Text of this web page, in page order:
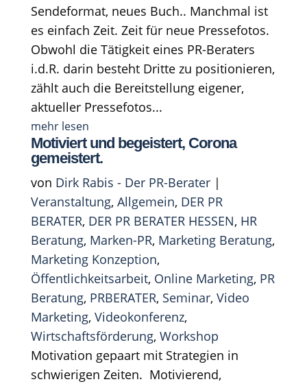
Sendeformat, neues Buch.. Manchmal ist
es einfach Zeit. Zeit für neue Pressefotos.
Obwohl die Tätigkeit eines PR-Beraters
i.d.R. darin besteht Dritte zu positionieren,
zählt auch die Bereitstellung eigener,
aktueller Pressefotos...
mehr lesen
Motiviert und begeistert, Corona
gemeistert.
von Dirk Rabis - Der PR-Berater|
Veranstaltung, Allgemein, DER PR
BERATER, DER PR BERATER HESSEN, HR
Beratung, Marken-PR, Marketing Beratung,
Marketing Konzeption,
Öffentlichkeitsarbeit, Online Marketing, PR
Beratung, PRBERATER, Seminar, Video
Marketing, Videokonferenz,
Wirtschaftsförderung, Workshop
Motivation gepaart mit Strategien in
schwierigen Zeiten. Motivierend,